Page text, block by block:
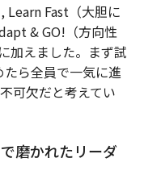
Learn Fast（大胆に
& GO!（方向性
加えました。まず試
ら全員で一気に進
可欠だと考えてい
磨かれたリーダ